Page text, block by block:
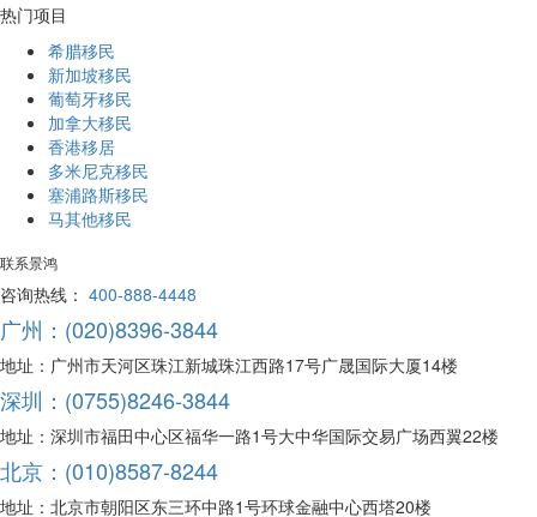
热门项目
希腊移民
新加坡移民
葡萄牙移民
加拿大移民
香港移居
多米尼克移民
塞浦路斯移民
马其他移民
联系景鸿
咨询热线： 400-888-4448
广州：(020)8396-3844
地址：广州市天河区珠江新城珠江西路17号广晟国际大厦14楼
深圳：(0755)8246-3844
地址：深圳市福田中心区福华一路1号大中华国际交易广场西翼22楼
北京：(010)8587-8244
地址：北京市朝阳区东三环中路1号环球金融中心西塔20楼